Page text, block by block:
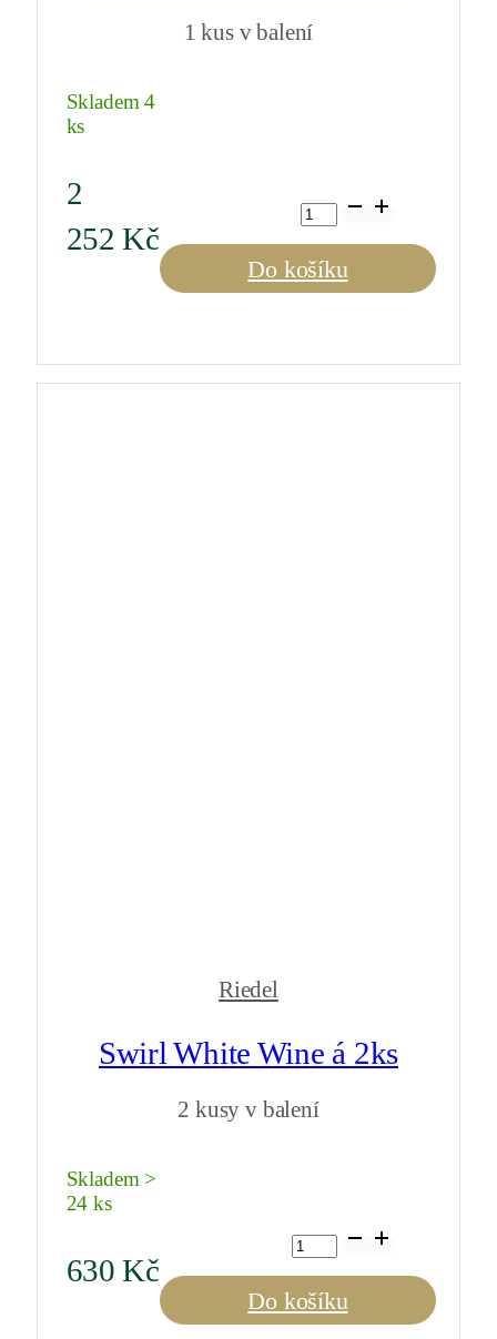
1 kus v balení
Skladem 4
ks
2
252Kč
Sommeliers
Tinto
Reserva
množství
Do košíku
Riedel
Swirl White Wine á 2ks
2 kusy v balení
Skladem >
24 ks
630Kč
Swirl
White
Wine
2ks
Do košíku